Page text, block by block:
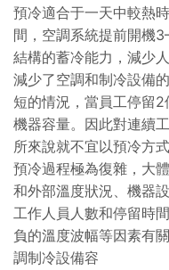
預冷適合于一天中較熱
間，空調系統提前開機
結構的蓄冷能力，減少
減少了空調和制冷設備
短的情況，當員工停留
機器容量。因此對連續
所來說就不宜以預冷方
預冷過程極為復雜，大
和外部溫度狀況、機器
工作人員人數和停留時
負的溫度波幅等因素有
調制冷設備容